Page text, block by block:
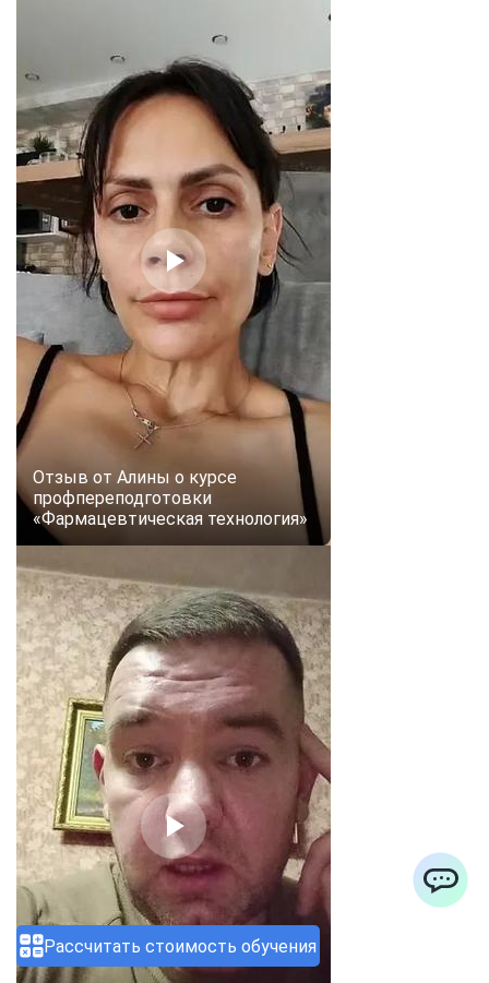
Рассчитать стоимость обучения
Отзыв от Алины о курсе
профпереподготовки
«Фармацевтическая технология»
Мессенджеры
Свяжитесь с нами через любой удобный мессенджер!
Telegram WhatsApp
Vkontakte EMail
Max
ChatApp